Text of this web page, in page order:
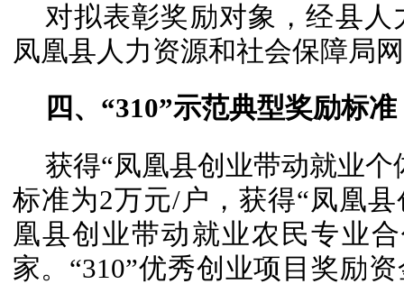
对拟表彰奖励对象，经县
凤凰县人力资源和社会保障局
四、“310”示范典型奖励标准
获得“凤凰县创业带动就业
标准为2万元/户，获得“凤凰
凰县创业带动就业农民专业
家。“310”优秀创业项目奖励